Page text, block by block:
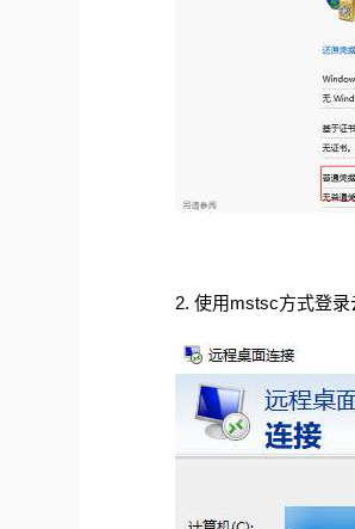
2.使用mstsc方式登录